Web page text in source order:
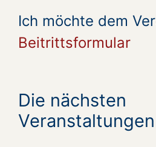
Ich möchte dem
Beitrittsformular
Die nächsten
Veranstaltungen